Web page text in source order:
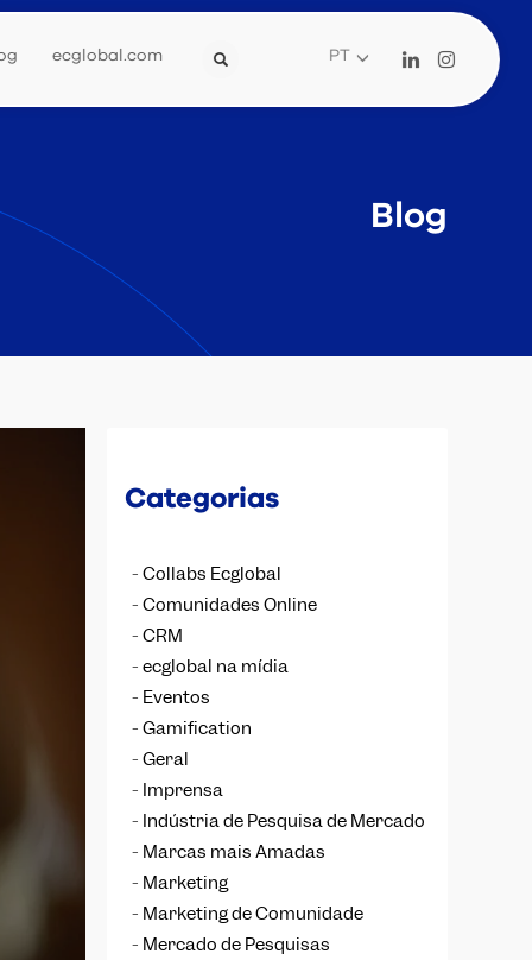
ecglobal.com PT
Blog
Categorias
Collabs Ecglobal
Comunidades Online
CRM
ecglobal na mídia
Eventos
Gamification
Geral
Imprensa
Indústria de Pesquisa de Mercado
Marcas mais Amadas
Marketing
Marketing de Comunidade
Mercado de Pesquisas